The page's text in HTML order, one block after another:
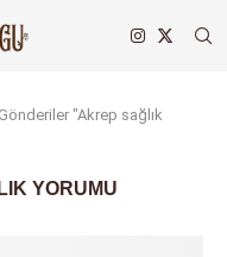
"Akrep sağlık
YORUMU